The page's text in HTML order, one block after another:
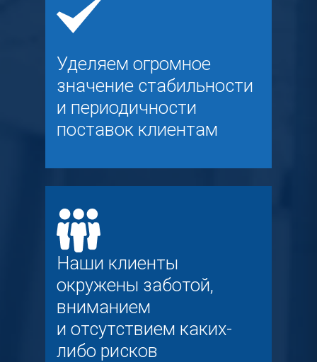
Уделяем огромное
значение стабильности
и периодичности
поставок клиентам
Наши клиенты
окружены заботой,
вниманием
и отсутствием каких-
либо рисков